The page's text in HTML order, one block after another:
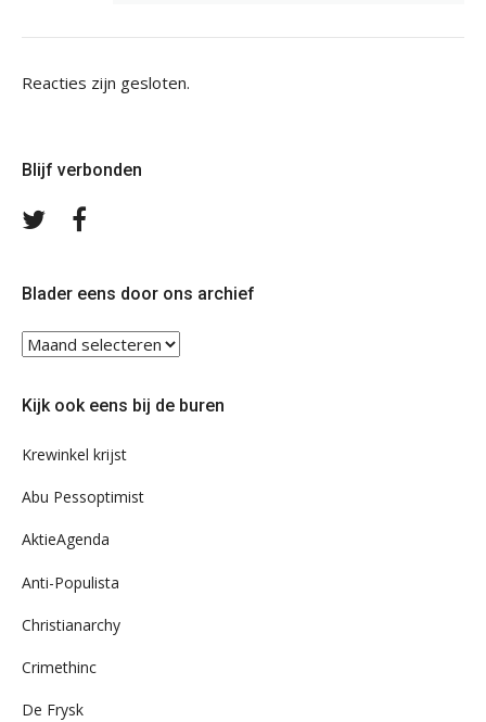
Reacties zijn gesloten.
Blijf verbonden
Volg
Blader eens door ons archief
Blader
eens
ons
Kijk ook eens bij de buren
Krewinkel krijst
Abu Pessoptimist
AktieAgenda
Anti-Populista
Christianarchy
Crimethinc
De Frysk